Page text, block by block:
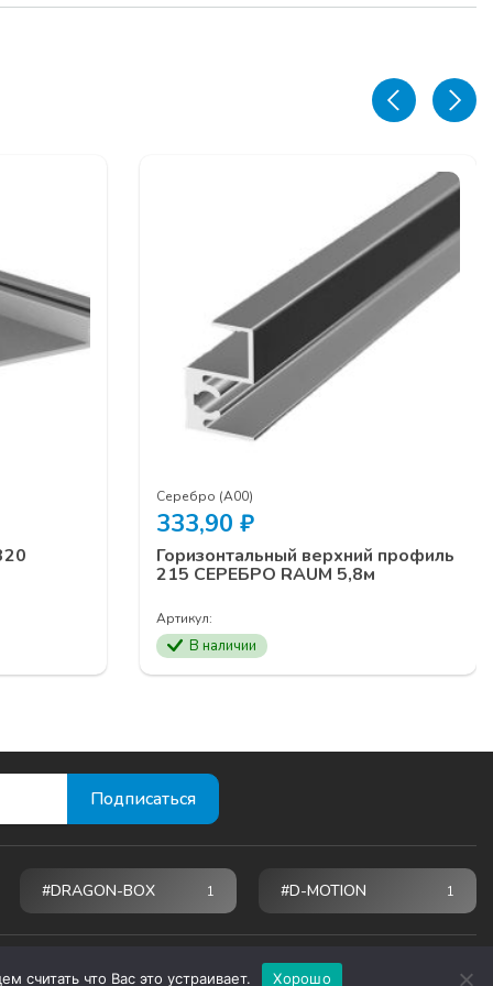
Серебро (А00)
333,90 ₽
Горизонтальный верхний профиль
215 СЕРЕБРО RAUM 5,8м
Артикул:
В наличии
#DRAGON-BOX 1 #D-MOTION 1
считать что Вас это устраивает. Хорошо